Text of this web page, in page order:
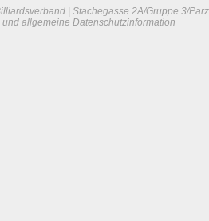
| Stachegasse 2A/Gruppe 3/
allgemeine Datenschutzinformation